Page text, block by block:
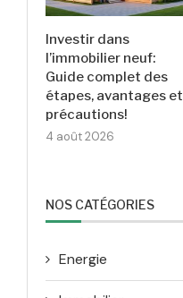
Investir dans
l’immobilier neuf:
Guide complet des
étapes, avantages et
précautions!
4 août 2026
NOS CATÉGORIES
Energie